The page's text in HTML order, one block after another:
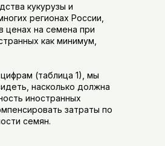
кукурузы и
регионах России,
ценах на семена при
как минимум,
(таблица 1), мы
насколько должна
иностранных
затраты по
семян.